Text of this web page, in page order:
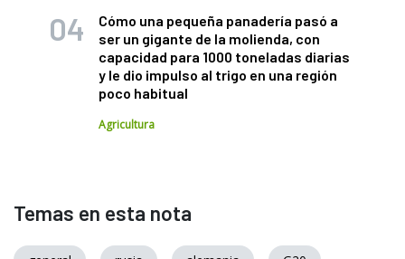
Cómo una pequeña panadería pasó a
ser un gigante de la molienda, con
capacidad para 1000 toneladas diarias
y le dio impulso al trigo en una región
poco habitual
Agricultura
Temas en esta nota